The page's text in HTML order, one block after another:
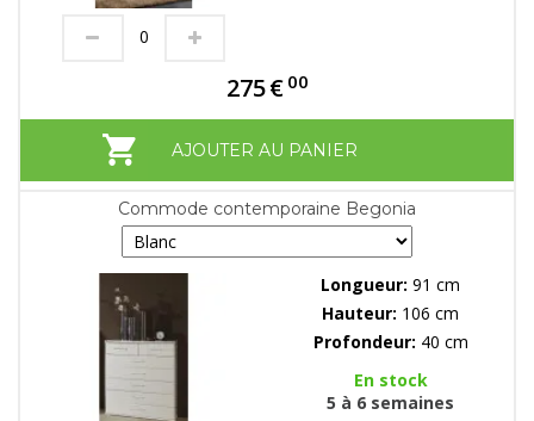
275€ 00
AJOUTER AU PANIER
Commode contemporaine Begonia
Longueur: 91 cm
Hauteur: 106 cm
Profondeur: 40 cm
En stock
5 à 6 semaines